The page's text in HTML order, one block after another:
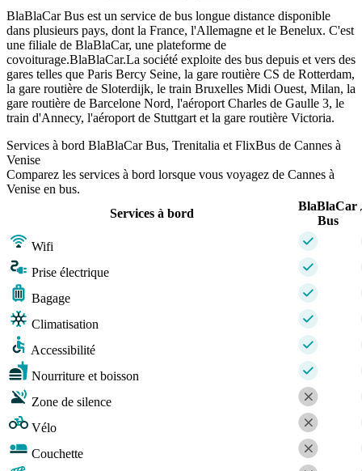
BlaBlaCar Bus est un service de bus longue distance disponible
dans plusieurs pays, dont la France, l'Allemagne et le Benelux. C'est
une filiale de BlaBlaCar, une plateforme de
covoiturage.BlaBlaCar.La société exploite des bus depuis et vers des
gares telles que Paris Bercy Seine, la gare routière CS de Rotterdam,
la gare routière de Sloterdijk, le train Bruxelles Midi Ouest, Milan, la
gare routière de Barcelone Nord, l'aéroport Charles de Gaulle 3, le
train d'Annecy, l'aéroport de Stuttgart et la gare routière Victoria.
Services à bord BlaBlaCar Bus, Trenitalia et FlixBus de Cannes à
Venise
Comparez les services à bord lorsque vous voyagez de Cannes à
Venise en bus.
Services à bord
BlaBlaCar
Bus
Wifi
Prise électrique
Bagage
Climatisation
Accessibilité
Nourriture et boisson
Zone de silence
Vélo
Couchette